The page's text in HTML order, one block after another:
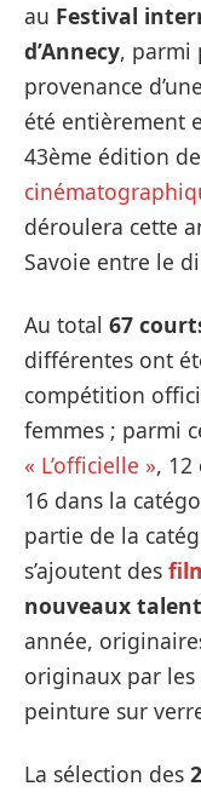
au Festival
d’Annecy, parmi
provenance
été entièrement
43ème édition
déroulera cette
Savoie entre le
Au total 67
différentes ont
compétition
femmes ; parmi
« L’officielle », 12
16 dans la
partie de la
s’ajoutent des
nouveaux
année,
originaux par
peinture sur
La sélection des